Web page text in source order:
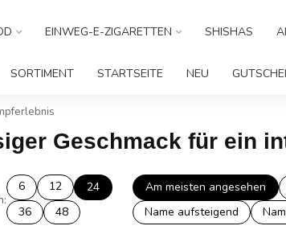
EINWEG-E-ZIGARETTEN SHISHAS
SORTIMENT STARTSEITE NEU
Geschmack für ein
6 12
24
36
48
Am meisten angesehen
Name aufsteigend